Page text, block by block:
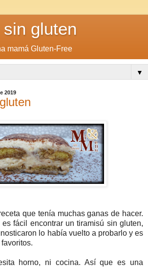
gluten
mamá Gluten-Free
▼
2019
que tenía muchas ganas de hacer.
es fácil encontrar un tiramisú sin gluten,
lo había vuelto a probarlo y es
horno, ni cocina. Así que es una